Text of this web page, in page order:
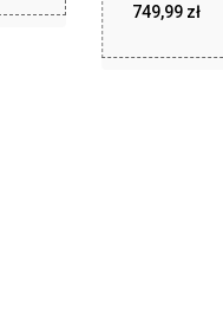
749,99 zł